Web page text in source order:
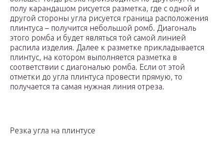
полу карандашом рисуется разметка, где с одной и
другой стороны угла рисуется граница расположения
плинтуса – получится небольшой ромб. Диагональ
этого ромба и будет являться той самой линией
распила изделия. Далее к разметке прикладывается
плинтус, на котором выполняется разметка в
соответствии с диагональю ромба. Если от этой
отметки до угла плинтуса провести прямую, то
получается та самая нужная линия отреза.
Резка угла на плинтусе